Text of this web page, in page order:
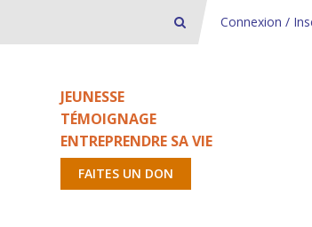
Connexion /
JEUNESSE
TÉMOIGNAGE
ENTREPRENDRE SA VIE
FAITES UN DON